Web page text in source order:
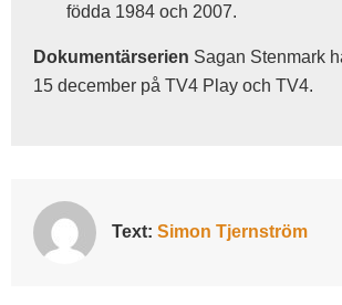
födda 1984 och 2007.
Dokumentärserien Sagan Stenmark
15 december på TV4 Play och TV4.
Text: Simon Tjernström